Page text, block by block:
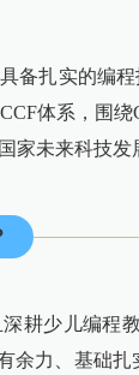
备扎实的编
体系，围
家未来科技发
耕少儿编程
余力、基础